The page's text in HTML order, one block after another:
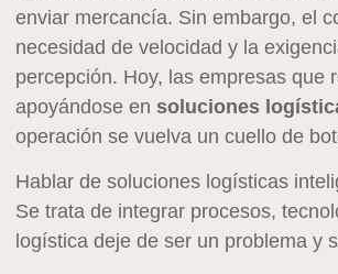
enviar mercancía. Sin embargo, el
necesidad de velocidad y la
percepción. Hoy, las empresas que
apoyándose en soluciones
operación se vuelva un cuello de
Hablar de soluciones logísticas
Se trata de integrar procesos,
logística deje de ser un problema y